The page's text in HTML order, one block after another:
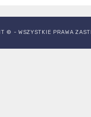
© - WSZYSTKIE PRAWA